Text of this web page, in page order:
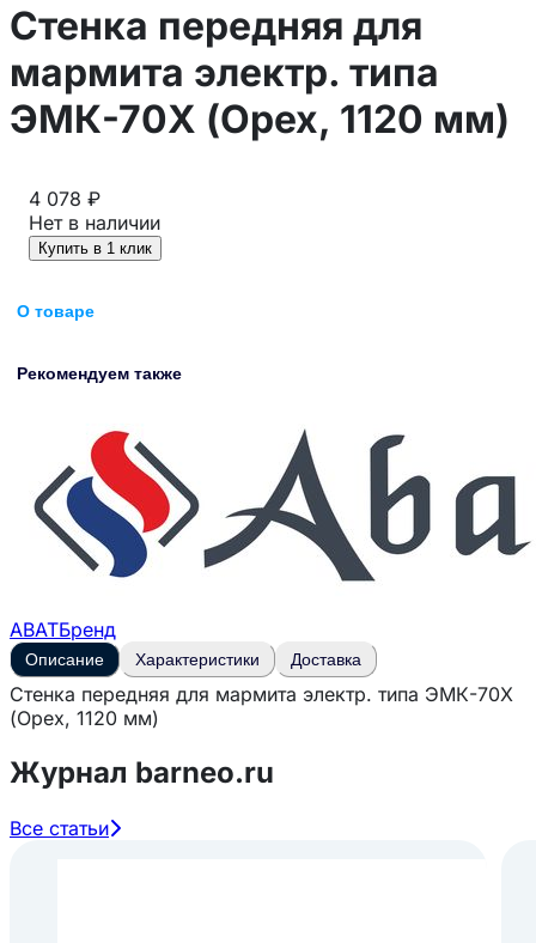
Стенка передняя для
мармита электр. типа
ЭМК-70Х (Орех, 1120 мм)
4 078 ₽
Нет в наличии
Купить в 1 клик
О товаре
Рекомендуем также
ABATБренд
Описание Характеристики Доставка
Стенка передняя для мармита электр. типа ЭМК-70Х
(Орех, 1120 мм)
Журнал barneo.ru
Все статьи